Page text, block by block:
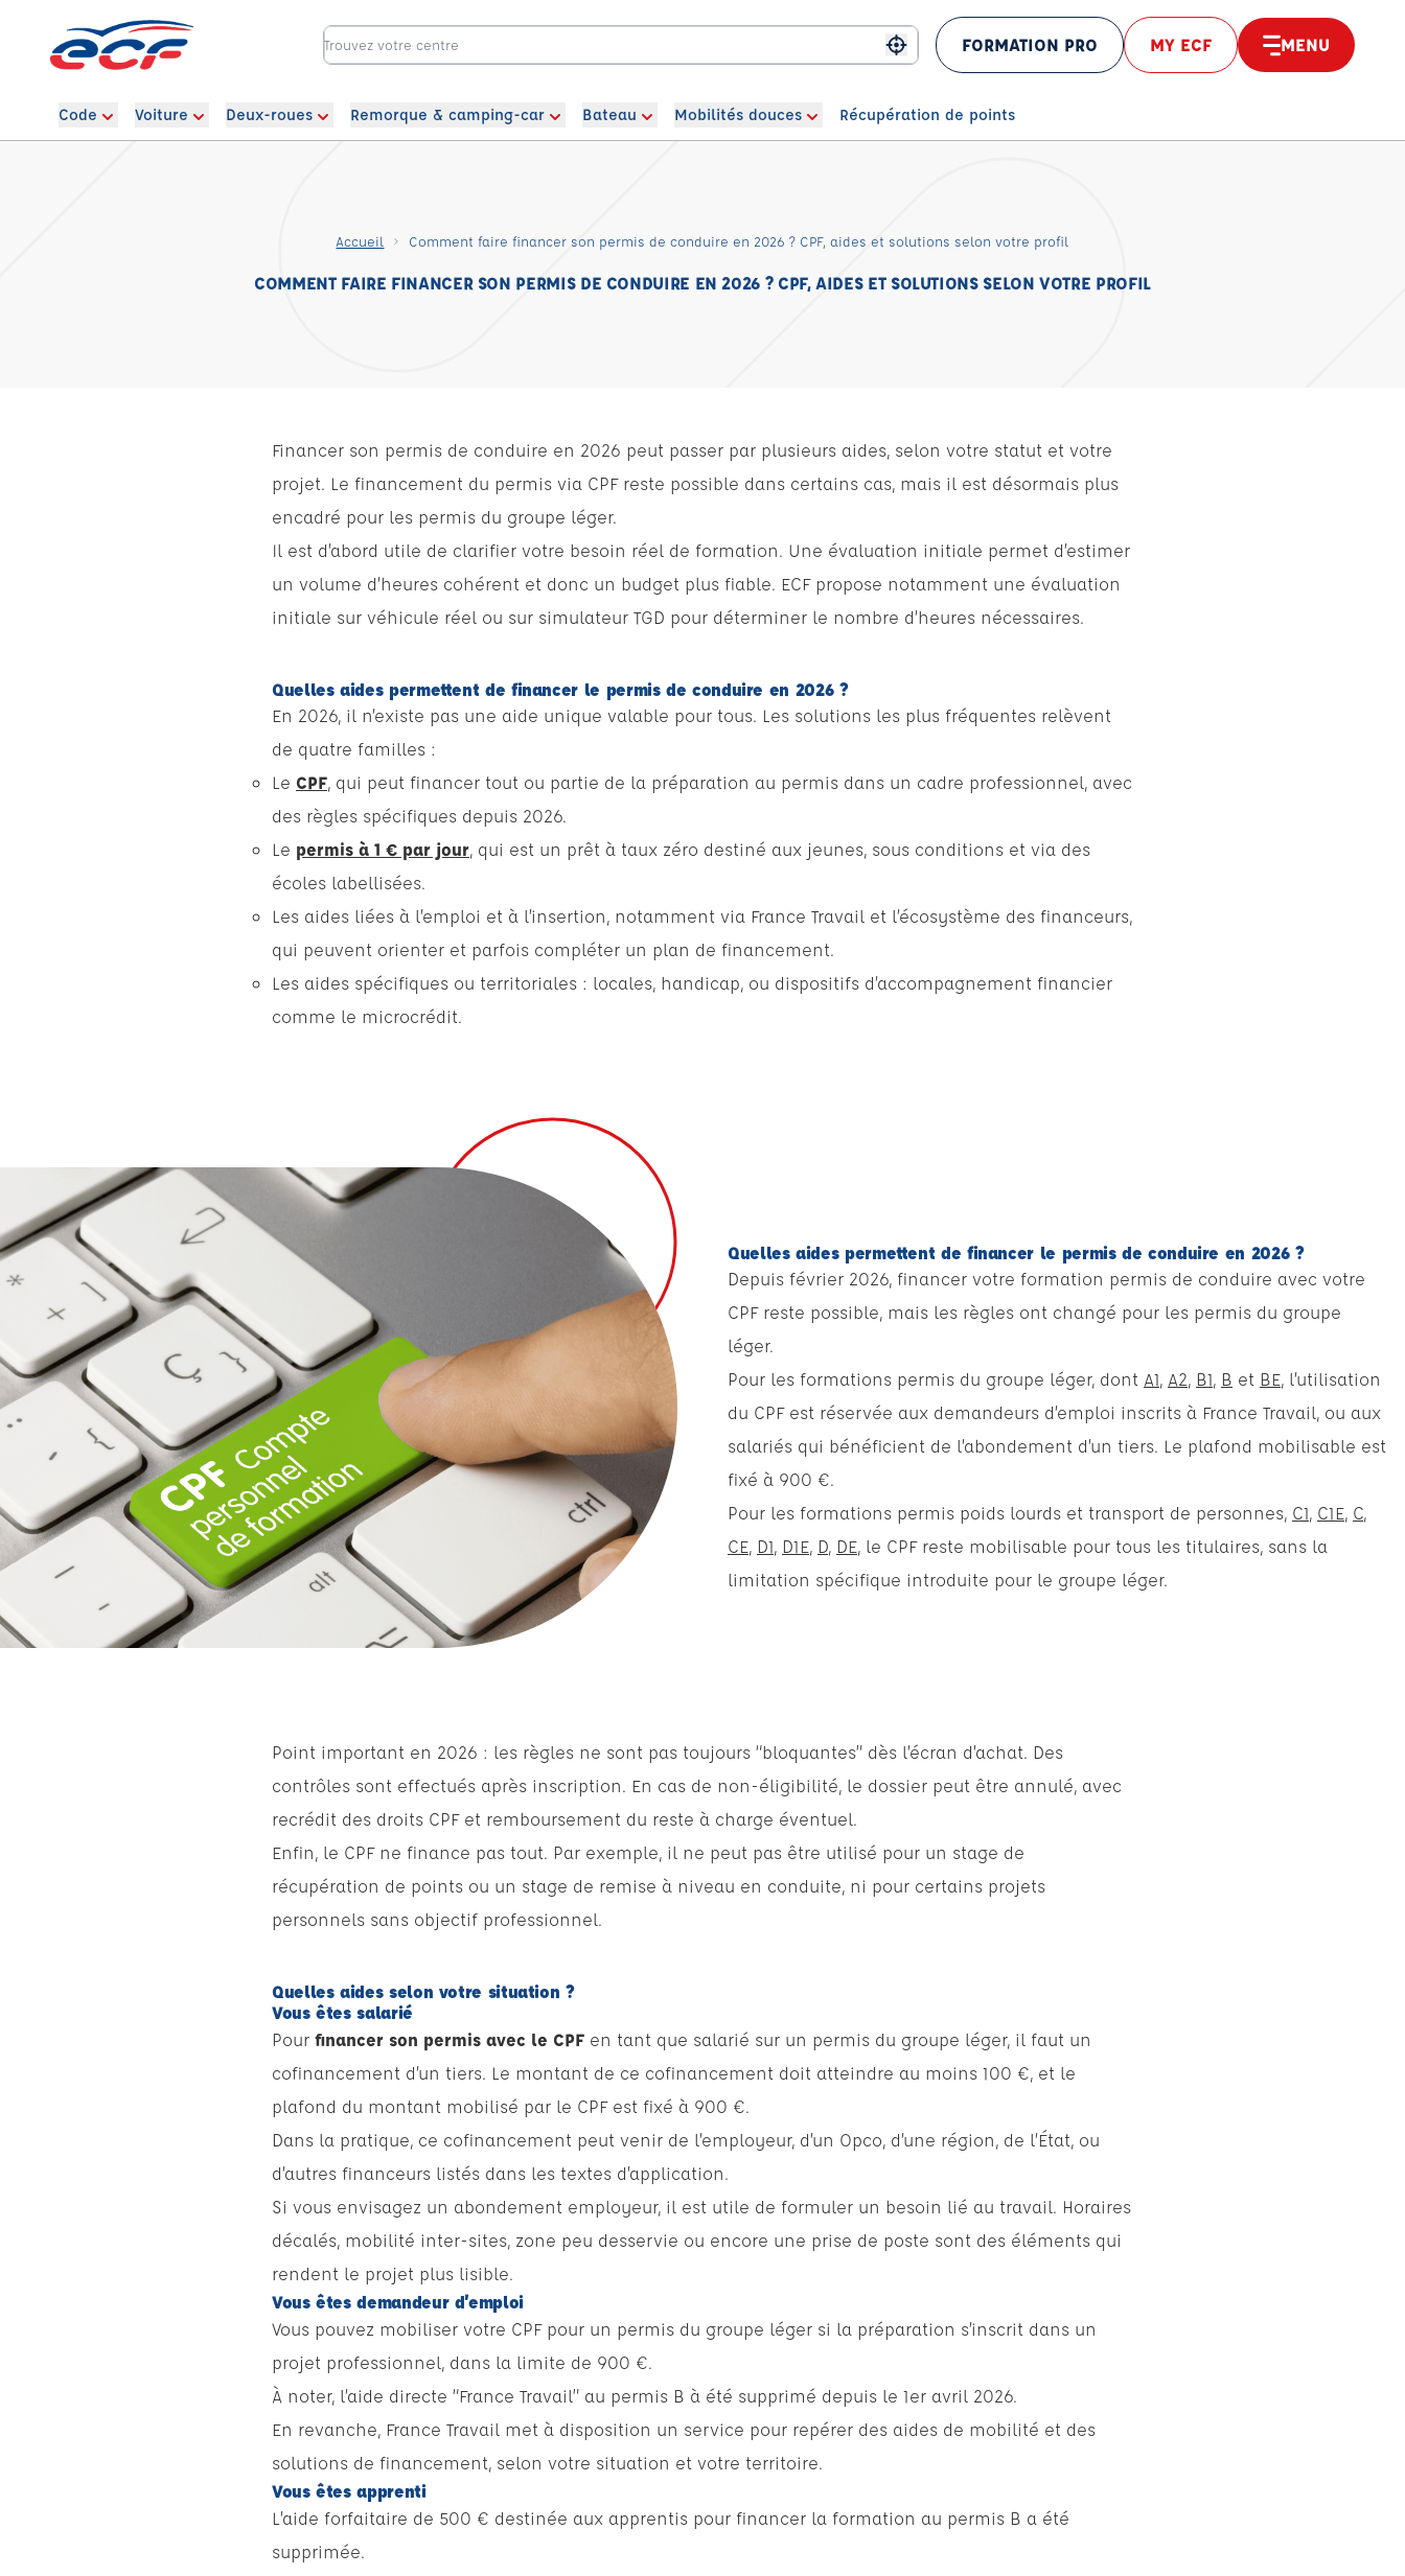
Me géolocaliser
FORMATION PRO MY ECF MENU
Code Voiture Deux-roues Remorque & camping-car Bateau Mobilités douces Récupération de points
Accueil Comment faire financer son permis de conduire en 2026 ? CPF, aides et solutions selon votre profil
COMMENT FAIRE FINANCER SON PERMIS DE CONDUIRE EN 2026 ? CPF, AIDES ET SOLUTIONS SELON VOTRE PROFIL
Financer son permis de conduire en 2026 peut passer par plusieurs aides, selon votre statut et votre
projet. Le financement du permis via CPF reste possible dans certains cas, mais il est désormais plus
encadré pour les permis du groupe léger.
Il est d’abord utile de clarifier votre besoin réel de formation. Une évaluation initiale permet d’estimer
un volume d’heures cohérent et donc un budget plus fiable. ECF propose notamment une évaluation
initiale sur véhicule réel ou sur simulateur TGD pour déterminer le nombre d’heures nécessaires.
Quelles aides permettent de financer le permis de conduire en 2026 ?
En 2026, il n’existe pas une aide unique valable pour tous. Les solutions les plus fréquentes relèvent
de quatre familles :
Le CPF, qui peut financer tout ou partie de la préparation au permis dans un cadre professionnel, avec
des règles spécifiques depuis 2026.
Le permis à 1 € par jour, qui est un prêt à taux zéro destiné aux jeunes, sous conditions et via des
écoles labellisées.
Les aides liées à l’emploi et à l’insertion, notamment via France Travail et l’écosystème des financeurs,
qui peuvent orienter et parfois compléter un plan de financement.
Les aides spécifiques ou territoriales : locales, handicap, ou dispositifs d’accompagnement financier
comme le microcrédit.
Quelles aides permettent de financer le permis de conduire en 2026 ?
Depuis février 2026, financer votre formation permis de conduire avec votre
CPF reste possible, mais les règles ont changé pour les permis du groupe
léger.
Pour les formations permis du groupe léger, dont A1, A2, B1, B et BE, l’utilisation
du CPF est réservée aux demandeurs d’emploi inscrits à France Travail, ou aux
salariés qui bénéficient de l’abondement d’un tiers. Le plafond mobilisable est
fixé à 900 €.
Pour les formations permis poids lourds et transport de personnes, C1, C1E, C,
CE, D1, D1E, D, DE, le CPF reste mobilisable pour tous les titulaires, sans la
limitation spécifique introduite pour le groupe léger.
Point important en 2026 : les règles ne sont pas toujours “bloquantes” dès l’écran d’achat. Des
contrôles sont effectués après inscription. En cas de non-éligibilité, le dossier peut être annulé, avec
recrédit des droits CPF et remboursement du reste à charge éventuel.
Enfin, le CPF ne finance pas tout. Par exemple, il ne peut pas être utilisé pour un stage de
récupération de points ou un stage de remise à niveau en conduite, ni pour certains projets
personnels sans objectif professionnel.
Quelles aides selon votre situation ?
Vous êtes salarié
Pour financer son permis avec le CPF en tant que salarié sur un permis du groupe léger, il faut un
cofinancement d’un tiers. Le montant de ce cofinancement doit atteindre au moins 100 €, et le
plafond du montant mobilisé par le CPF est fixé à 900 €.
Dans la pratique, ce cofinancement peut venir de l’employeur, d’un Opco, d’une région, de l’État, ou
d’autres financeurs listés dans les textes d’application.
Si vous envisagez un abondement employeur, il est utile de formuler un besoin lié au travail. Horaires
décalés, mobilité inter-sites, zone peu desservie ou encore une prise de poste sont des éléments qui
rendent le projet plus lisible.
Vous êtes demandeur d’emploi
Vous pouvez mobiliser votre CPF pour un permis du groupe léger si la préparation s’inscrit dans un
projet professionnel, dans la limite de 900 €.
À noter, l’aide directe “France Travail” au permis B à été supprimé depuis le 1er avril 2026.
En revanche, France Travail met à disposition un service pour repérer des aides de mobilité et des
solutions de financement, selon votre situation et votre territoire.
Vous êtes apprenti
L’aide forfaitaire de 500 € destinée aux apprentis pour financer la formation au permis B a été
supprimée.